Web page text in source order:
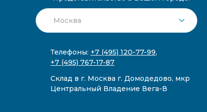
Телефоны: +7 (495) 120-77-99,
+7 (495) 767-17-87
Склад в г. Москва г. Домодедово, мкр
Центральный Владение Вега-В